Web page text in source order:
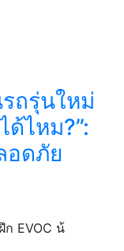
ถรุ่นใหม่
ด้ไหม?”:
อดภัย
EVOC น้